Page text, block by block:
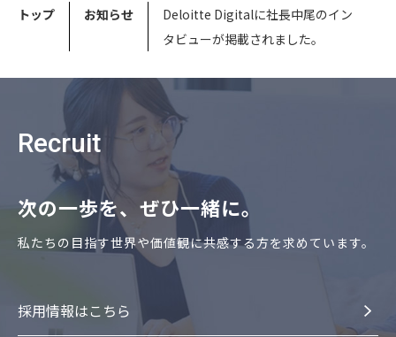
トップ お知らせ
Deloitte Digitalに社長中尾のイン
タビューが掲載されました。
Recruit
次の⼀歩を、ぜひ⼀緒に。
私たちの⽬指す世界や価値観に共感する⽅を求めています。
採⽤情報はこちら